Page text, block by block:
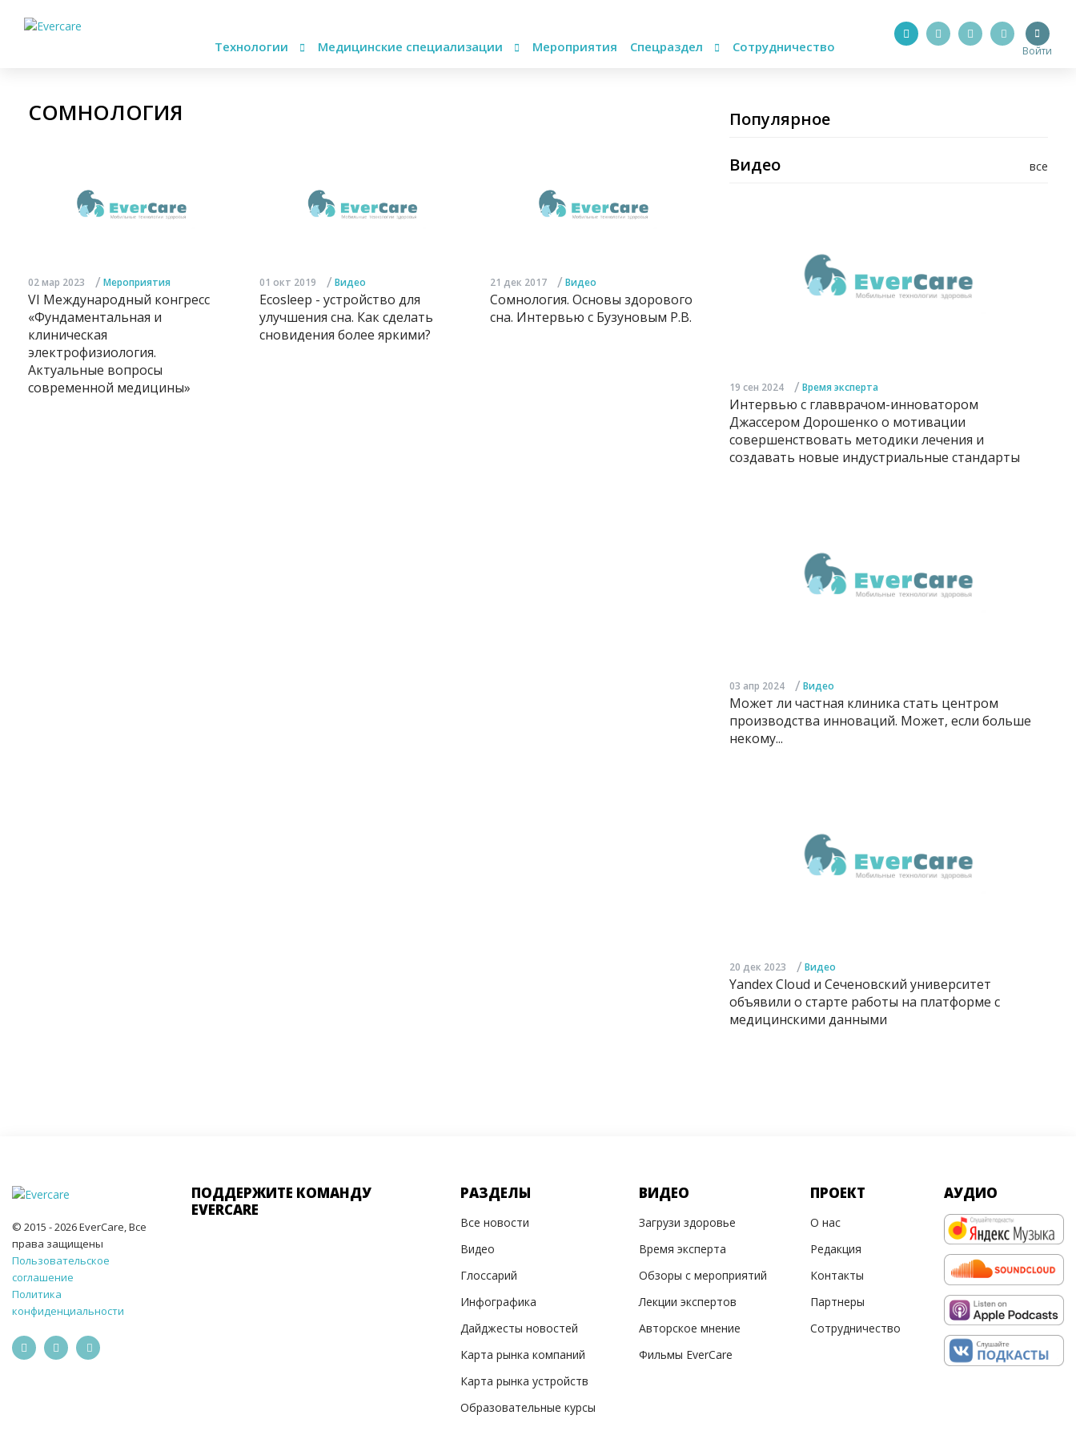
Технологии Медицинские специализации Мероприятия Спецраздел Сотрудничество Войти
СОМНОЛОГИЯ
02 мар 2023 / Мероприятия
VI Международный конгресс
«Фундаментальная и
клиническая
электрофизиология.
Актуальные вопросы
современной медицины»
01 окт 2019 / Видео
Ecosleep - устройство для
улучшения сна. Как сделать
сновидения более яркими?
21 дек 2017 / Видео
Сомнология. Основы здорового
сна. Интервью с Бузуновым Р.В.
Популярное
все
Видео
19 сен 2024 / Время эксперта
Интервью с главврачом-инноватором
Джассером Дорошенко о мотивации
совершенствовать методики лечения и
создавать новые индустриальные стандарты
03 апр 2024 / Видео
Может ли частная клиника стать центром
производства инноваций. Может, если больше
некому...
20 дек 2023 / Видео
Yandex Cloud и Сеченовский университет
объявили о старте работы на платформе с
медицинскими данными
© 2015 - 2026 EverCare, Все
права защищены
Пользовательское
соглашение
Политика
конфиденциальности
ПОДДЕРЖИТЕ КОМАНДУ
EVERCARE
РАЗДЕЛЫ
Все новости
Видео
Глоссарий
Инфографика
Дайджесты новостей
Карта рынка компаний
Карта рынка устройств
Образовательные курсы
ВИДЕО
Загрузи здоровье
Время эксперта
Обзоры с мероприятий
Лекции экспертов
Авторское мнение
Фильмы EverCare
ПРОЕКТ
О нас
Редакция
Контакты
Партнеры
Сотрудничество
АУДИО